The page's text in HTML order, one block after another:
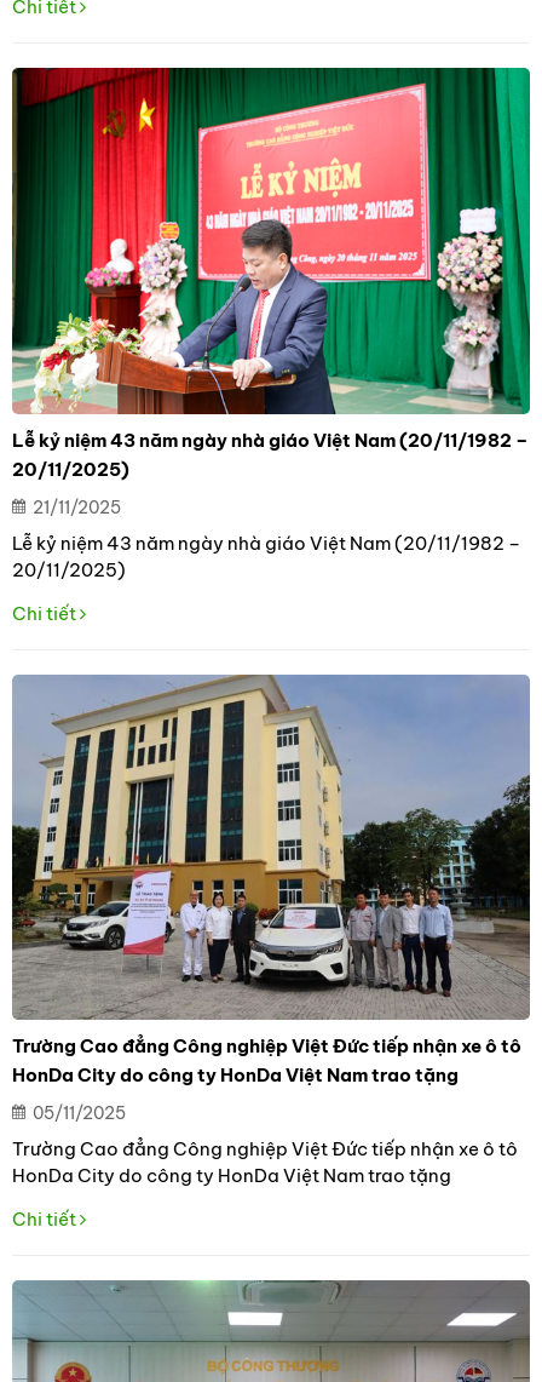
Chi tiết
Lễ kỷ niệm 43 năm ngày nhà giáo Việt Nam (20/11/1982 –
20/11/2025)
21/11/2025
Lễ kỷ niệm 43 năm ngày nhà giáo Việt Nam (20/11/1982 –
20/11/2025)
Chi tiết
Trường Cao đẳng Công nghiệp Việt Đức tiếp nhận xe ô tô
HonDa City do công ty HonDa Việt Nam trao tặng
05/11/2025
Trường Cao đẳng Công nghiệp Việt Đức tiếp nhận xe ô tô
HonDa City do công ty HonDa Việt Nam trao tặng
Chi tiết